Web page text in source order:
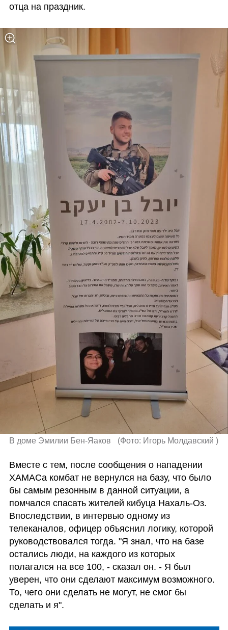
отца на праздник.
В доме Эмилии Бен-Яаков (Фото: Игорь Молдавский )
Вместе с тем, после сообщения о нападении
ХАМАСа комбат не вернулся на базу, что было
бы самым резонным в данной ситуации, а
помчался спасать жителей кибуца Нахаль-Оз.
Впоследствии, в интервью одному из
телеканалов, офицер объяснил логику, которой
руководствовался тогда. "Я знал, что на базе
остались люди, на каждого из которых
полагался на все 100, - сказал он. - Я был
уверен, что они сделают максимум возможного.
То, чего они сделать не могут, не смог бы
сделать и я".